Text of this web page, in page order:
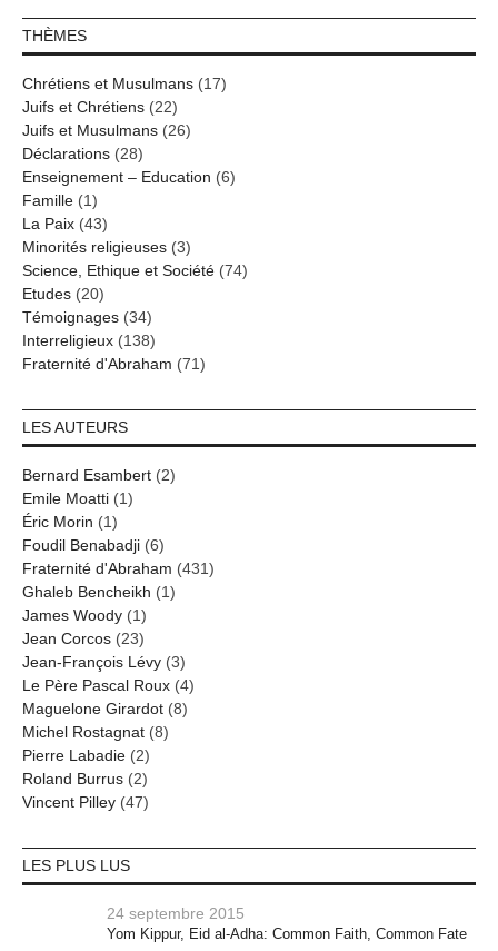
THÈMES
Chrétiens et Musulmans (17)
Juifs et Chrétiens (22)
Juifs et Musulmans (26)
Déclarations (28)
Enseignement – Education (6)
Famille (1)
La Paix (43)
Minorités religieuses (3)
Science, Ethique et Société (74)
Etudes (20)
Témoignages (34)
Interreligieux (138)
Fraternité d'Abraham (71)
LES AUTEURS
Bernard Esambert (2)
Emile Moatti (1)
Éric Morin (1)
Foudil Benabadji (6)
Fraternité d'Abraham (431)
Ghaleb Bencheikh (1)
James Woody (1)
Jean Corcos (23)
Jean-François Lévy (3)
Le Père Pascal Roux (4)
Maguelone Girardot (8)
Michel Rostagnat (8)
Pierre Labadie (2)
Roland Burrus (2)
Vincent Pilley (47)
LES PLUS LUS
24 septembre 2015
Yom Kippur, Eid al-Adha: Common Faith, Common Fate